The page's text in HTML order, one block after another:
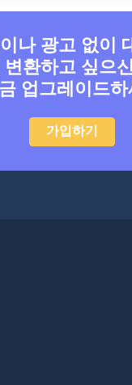
나 광고 없이
변환하고 싶으
업그레이드
가입하기